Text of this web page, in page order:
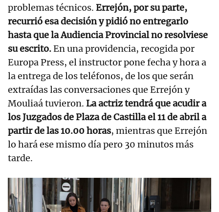
problemas técnicos. Errejón, por su parte,
recurrió esa decisión y pidió no entregarlo
hasta que la Audiencia Provincial no resolviese
su escrito.En una providencia, recogida por
Europa Press, el instructor pone fecha y hora a
la entrega de los teléfonos, de los que serán
extraídas las conversaciones que Errejón y
Mouliaá tuvieron. La actriz tendrá que acudir a
los Juzgados de Plaza de Castilla el 11 de abril a
partir de las 10.00 horas, mientras que Errejón
lo hará ese mismo día pero 30 minutos más
tarde.